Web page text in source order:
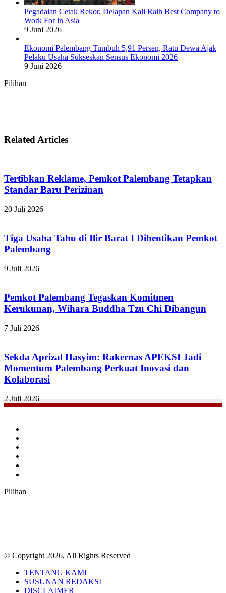
Pegadaian Cetak Rekor, Delapan Kali Raih Best Company to
Work For in Asia
9 Juni 2026
Ekonomi Palembang Tumbuh 5,91 Persen, Ratu Dewa Ajak
Pelaku Usaha Sukseskan Sensus Ekonomi 2026
9 Juni 2026
Pilihan
Related Articles
Tertibkan Reklame, Pemkot Palembang Tetapkan
Standar Baru Perizinan
20 Juli 2026
Tiga Usaha Tahu di Ilir Barat I Dihentikan Pemkot
Palembang
9 Juli 2026
Pemkot Palembang Tegaskan Komitmen
Kerukunan, Wihara Buddha Tzu Chi Dibangun
7 Juli 2026
Sekda Aprizal Hasyim: Rakernas APEKSI Jadi
Momentum Palembang Perkuat Inovasi dan
Kolaborasi
2 Juli 2026
Pilihan
© Copyright 2026, All Rights Reserved
TENTANG KAMI
SUSUNAN REDAKSI
DISCLAIMER